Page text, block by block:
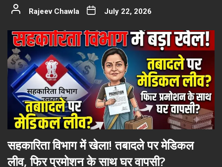
Rajeev Chawla July 22, 2026
सहकारिता विभाग में खेला! तबादले पर मेडिकल
लीव, फिर प्रमोशन के साथ घर वापसी?